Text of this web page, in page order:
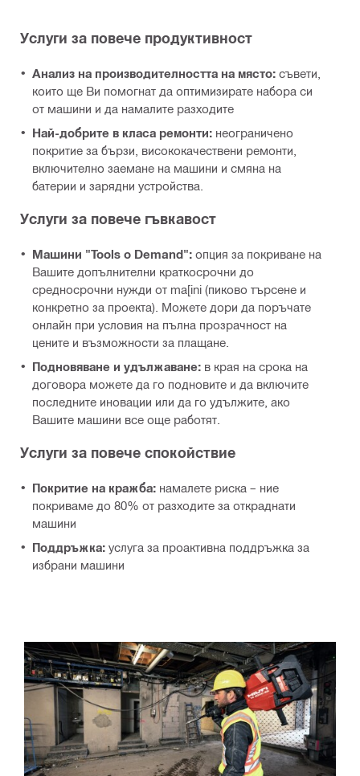
Услуги за повече продуктивност
Анализ на производителността на място: съвети,
които ще Ви помогнат да оптимизирате набора си
от машини и да намалите разходите
Най-добрите в класа ремонти: неограничено
покритие за бързи, висококачествени ремонти,
включително заемане на машини и смяна на
батерии и зарядни устройства.
Услуги за повече гъвкавост
Машини "Tools o Demand": опция за покриване на
Вашите допълнителни краткосрочни до
средносрочни нужди от ma[ini (пиково търсене и
конкретно за проекта). Можете дори да поръчате
онлайн при условия на пълна прозрачност на
цените и възможности за плащане.
Подновяване и удължаване: в края на срока на
договора можете да го подновите и да включите
последните иновации или да го удължите, ако
Вашите машини все още работят.
Услуги за повече спокойствие
Покритие на кражба: намалете риска – ние
покриваме до 80% от разходите за откраднати
машини
Поддръжка: услуга за проактивна поддръжка за
избрани машини